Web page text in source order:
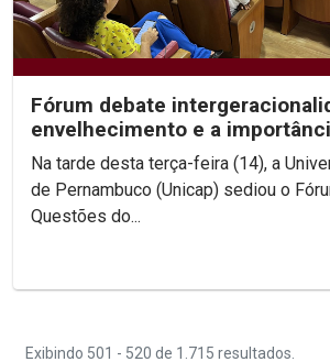
Fórum debate
envelhecimento e a
convivência entre gerações
Na tarde desta terça-feira (14), a
de Pernambuco (Unicap) sediou o
Questões do...
Exibindo 501 - 520 de 1.715 resultados.